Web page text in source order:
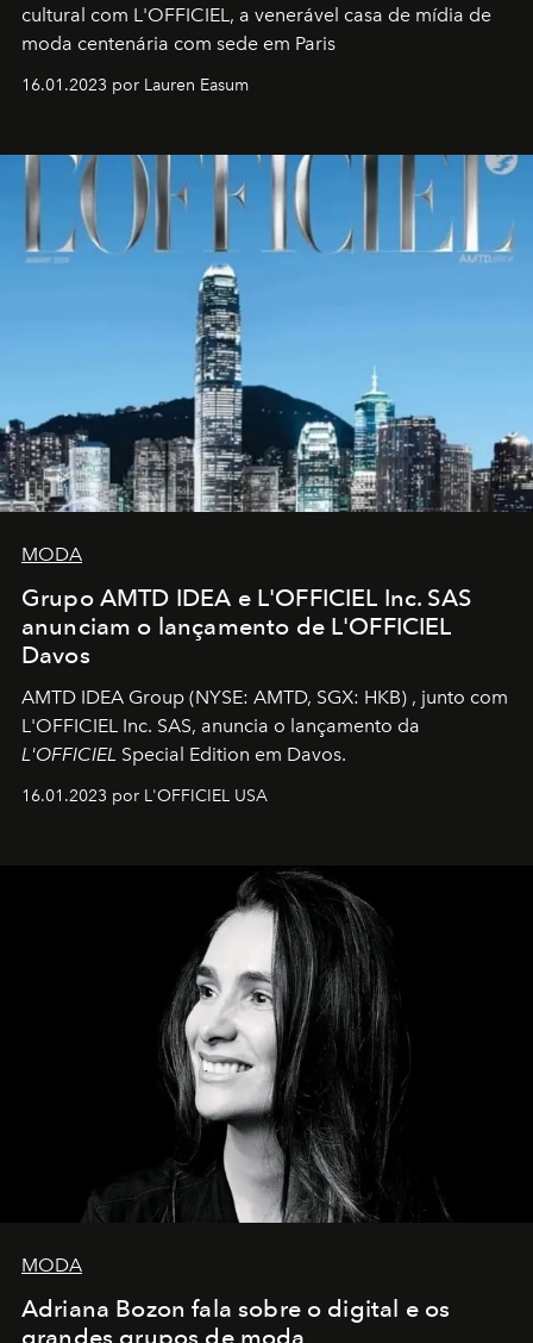
cultural com L'OFFICIEL, a venerável casa de mídia de
moda centenária com sede em Paris
16.01.2023 por Lauren Easum
MODA
Grupo AMTD IDEA e L'OFFICIEL Inc. SAS
anunciam o lançamento de L'OFFICIEL
Davos
AMTD IDEA Group (NYSE: AMTD, SGX: HKB) , junto com
L'OFFICIEL Inc. SAS, anuncia o lançamento da
L'OFFICIEL Special Edition em Davos.
16.01.2023 por L'OFFICIEL USA
MODA
Adriana Bozon fala sobre o digital e os